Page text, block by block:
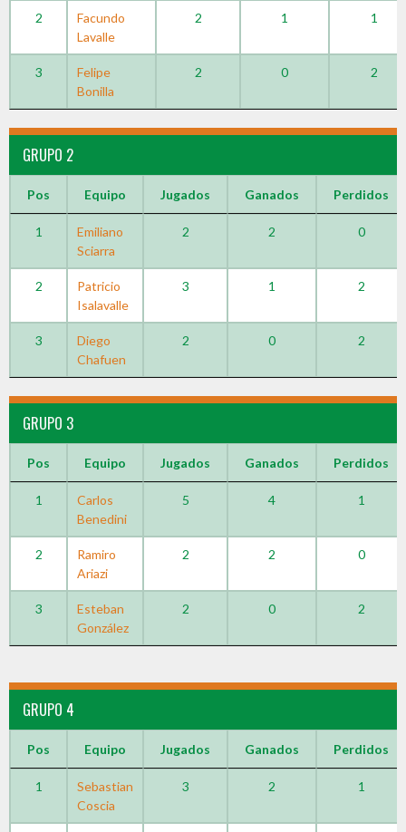
2
Facundo
Lavalle
2 1 1
3
Felipe
Bonilla
2 0 2
GRUPO 2
Pos Equipo Jugados Ganados Perdidos
1
Emiliano
Sciarra
2 2 0
2
Patricio
Isalavalle
3 1 2
3
Diego
Chafuen
2 0 2
GRUPO 3
Pos Equipo Jugados Ganados Perdidos
1
Carlos
Benedini
5 4 1
2
Ramiro
Ariazi
2 2 0
3
Esteban
González
2 0 2
GRUPO 4
Pos Equipo Jugados Ganados Perdidos
1
Sebastian
Coscia
3 2 1